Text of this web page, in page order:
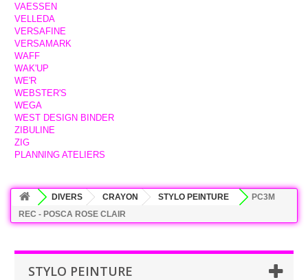
VAESSEN
VELLEDA
VERSAFINE
VERSAMARK
WAFF
WAK'UP
WE'R
WEBSTER'S
WEGA
WEST DESIGN BINDER
ZIBULINE
ZIG
PLANNING ATELIERS
DIVERS CRAYON STYLO PEINTURE
PC3M
REC - POSCA ROSE CLAIR
STYLO PEINTURE